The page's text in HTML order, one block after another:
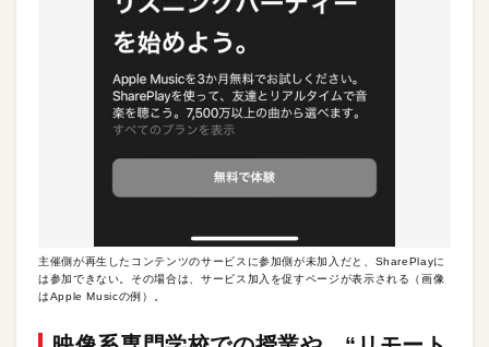
主催側が再生したコンテンツのサービスに参加側が未加入だと、SharePlayに
は参加できない。その場合は、サービス加入を促すページが表示される（画像
はApple Musicの例）。